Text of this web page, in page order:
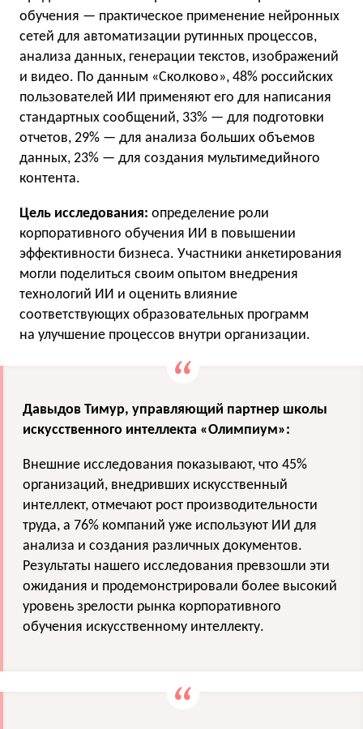
обучения — практическое применение нейронных
сетей для автоматизации рутинных процессов,
анализа данных, генерации текстов, изображений
и видео. По данным «Сколково», 48% российских
пользователей ИИ применяют его для написания
стандартных сообщений, 33% — для подготовки
отчетов, 29% — для анализа больших объемов
данных, 23% — для создания мультимедийного
контента.
Цель исследования: определение роли
корпоративного обучения ИИ в повышении
эффективности бизнеса. Участники анкетирования
могли поделиться своим опытом внедрения
технологий ИИ и оценить влияние
соответствующих образовательных программ
на улучшение процессов внутри организации.
Давыдов Тимур, управляющий партнер школы
искусственного интеллекта «Олимпиум»:
Внешние исследования показывают, что 45%
организаций, внедривших искусственный
интеллект, отмечают рост производительности
труда, а 76% компаний уже используют ИИ для
анализа и создания различных документов.
Результаты нашего исследования превзошли эти
ожидания и продемонстрировали более высокий
уровень зрелости рынка корпоративного
обучения искусственному интеллекту.